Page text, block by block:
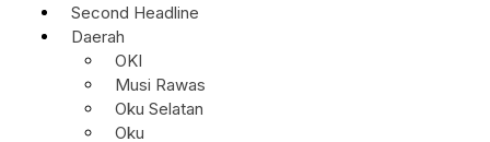
Second Headline
Daerah
OKI
Musi Rawas
Oku Selatan
Oku